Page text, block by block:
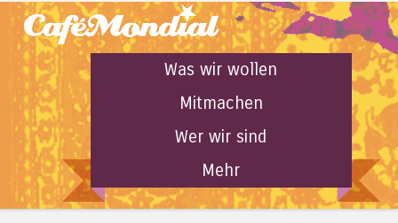
Was wir wollen
Mitmachen
Wer wir sind
Mehr